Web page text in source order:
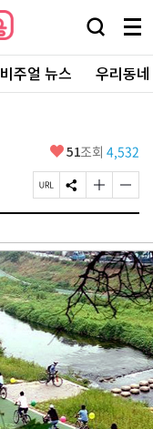
검
창
열
기
메
뉴
전
체
보
비주얼 뉴스 우리동
좋
요
51조회 4,532
페
이
U
R
L
복
사
S
N
공
유
하
기
글
자
기
크
게
변
경
하
기
글
자
기
작
게
변
경
하
기